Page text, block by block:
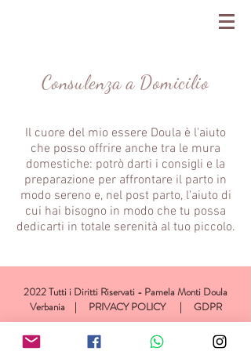
Consulenza a Domicilio
Il cuore del mio essere Doula è l'aiuto
che posso offrire anche tra le mura
domestiche: potrò darti i consigli e la
preparazione per affrontare il parto in
modo sereno e, nel post parto, l'aiuto di
cui hai bisogno in modo che tu possa
dedicarti in totale serenità al tuo piccolo.
2022 Tutti i Diritti Riservati - Pamela Monti Doula
Verbania | PRIVACY POLICY | GDPR